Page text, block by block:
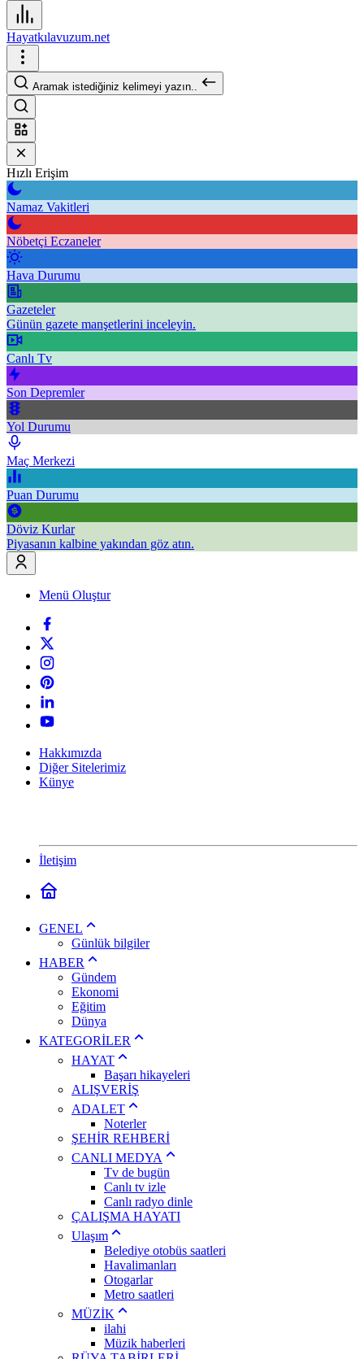
Hayatkılavuzum.net
Aramak istediğiniz kelimeyi yazın..
Hızlı Erişim
Namaz Vakitleri
Nöbetçi Eczaneler
Hava Durumu
Gazeteler
Günün gazete manşetlerini inceleyin.
Canlı Tv
Son Depremler
Yol Durumu
Maç Merkezi
Puan Durumu
Döviz Kurlar
Piyasanın kalbine yakından göz atın.
Menü Oluştur
Hakkımızda
Diğer Sitelerimiz
Künye
İletişim
GENEL
Günlük bilgiler
HABER
Gündem
Ekonomi
Eğitim
Dünya
KATEGORİLER
HAYAT
Başarı hikayeleri
ALIŞVERİŞ
ADALET
Noterler
ŞEHİR REHBERİ
CANLI MEDYA
Tv de bugün
Canlı tv izle
Canlı radyo dinle
ÇALIŞMA HAYATI
Ulaşım
Belediye otobüs saatleri
Havalimanları
Otogarlar
Metro saatleri
MÜZİK
ilahi
Müzik haberleri